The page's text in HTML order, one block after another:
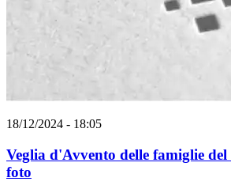
18/12/2024 - 18:05
Veglia d'Avvento delle famiglie
foto